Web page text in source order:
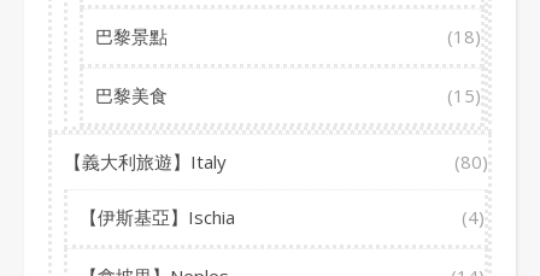
巴黎景點 (18)
巴黎美食 (15)
【義大利旅遊】Italy (80)
【伊斯基亞】Ischia (4)